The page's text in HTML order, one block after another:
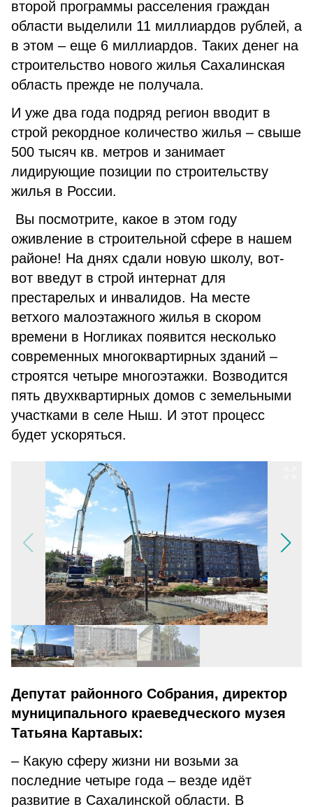
второй программы расселения граждан
области выделили 11 миллиардов рублей, а
в этом – еще 6 миллиардов. Таких денег на
строительство нового жилья Сахалинская
область прежде не получала.
И уже два года подряд регион вводит в
строй рекордное количество жилья – свыше
500 тысяч кв. метров и занимает
лидирующие позиции по строительству
жилья в России.
Вы посмотрите, какое в этом году
оживление в строительной сфере в нашем
районе! На днях сдали новую школу, вот-
вот введут в строй интернат для
престарелых и инвалидов. На месте
ветхого малоэтажного жилья в скором
времени в Ногликах появится несколько
современных многоквартирных зданий –
строятся четыре многоэтажки. Возводится
пять двухквартирных домов с земельными
участками в селе Ныш. И этот процесс
будет ускоряться.
Депутат районного Собрания, директор
муниципального краеведческого музея
Татьяна Картавых:
– Какую сферу жизни ни возьми за
последние четыре года – везде идёт
развитие в Сахалинской области. В